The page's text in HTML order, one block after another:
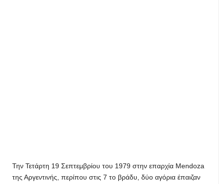
Την Τετάρτη 19 Σεπτεμβρίου του 1979 στην επαρχία Mendoza
της Αργεντινής, περίπου στις 7 το βράδυ, δύο αγόρια έπαιζαν